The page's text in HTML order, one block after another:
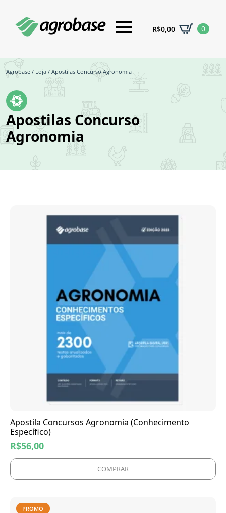
R$0,00 0
Agrobase / Loja / Apostilas Concurso Agronomia
Apostilas Concurso
Agronomia
Apostila Concursos Agronomia (Conhecimento
Específico)
R$56,00
COMPRAR
PROMO